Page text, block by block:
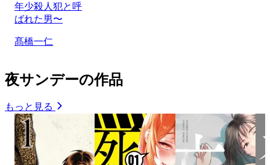
年少殺人犯と呼
ばれた男〜
髙橋一仁
夜サンデーの作品
もっと見る